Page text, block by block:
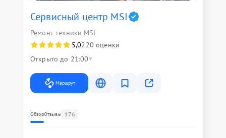
Сервисный центр MSI
Ремонт техники MSI
5,0220 оценки
Открыто до 21:00
Маршрут
ОбзорОтзывы 176